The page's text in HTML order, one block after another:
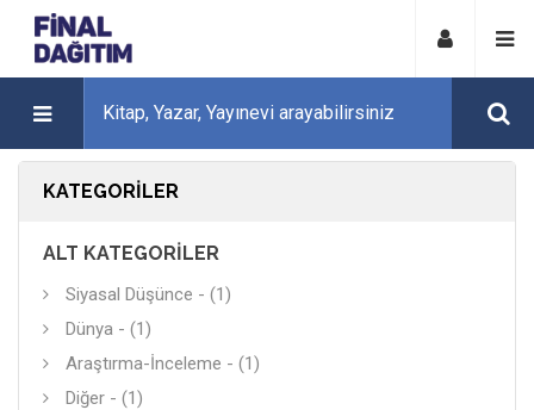
KATEGORILER
ALT KATEGORILER
Siyasal Düşünce - (1)
Dünya - (1)
Araştırma-İnceleme - (1)
Diğer - (1)